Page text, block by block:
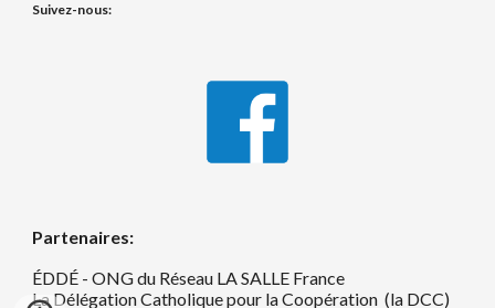
Suivez-nous:
Partenaires:
ÉDDÉ - ONG du Réseau LA SALLE France
La Délégation Catholique pour la Coopération (la DCC)